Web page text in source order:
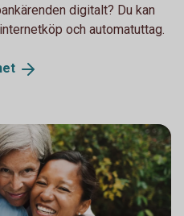
digitalt? Du kan
och automatuttag.